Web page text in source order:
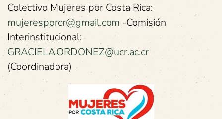
Colectivo Mujeres por Costa Rica:
mujeresporcr@gmail.com -Comisión
Interinstitucional:
GRACIELA.ORDONEZ@ucr.ac.cr
(Coordinadora)